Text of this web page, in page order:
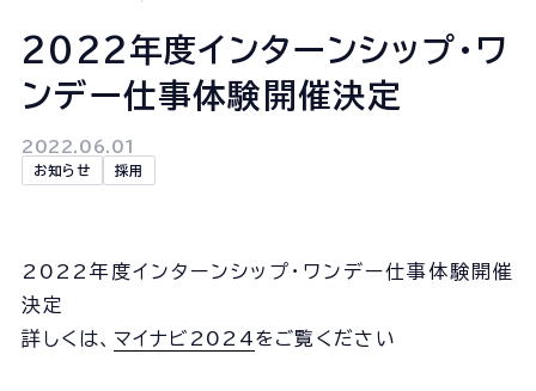
企業情報TOP
企業理念
社長あいさつ
会社概要
沿革
経営情報
事業所一覧
2022年度インターンシップ・ワ
ンデー仕事体験開催決定
2022.06.01
お知らせ 採用
2022年度インターンシップ・ワンデー仕事体験開催
決定
詳しくは、 マイナビ2024をご覧ください